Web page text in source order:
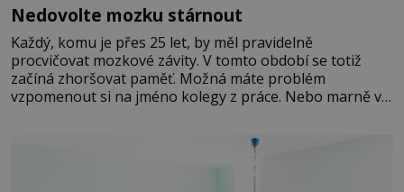
Nedovolte mozku stárnout
Každý, komu je přes 25 let, by měl pravidelně
procvičovat mozkové závity. V tomto období se totiž
začíná zhoršovat paměť. Možná máte problém
vzpomenout si na jméno kolegy z práce. Nebo marně v